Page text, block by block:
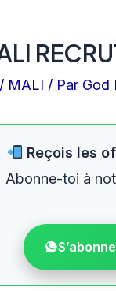
/ MALI / Par God
Reçois les
Abonne-toi à